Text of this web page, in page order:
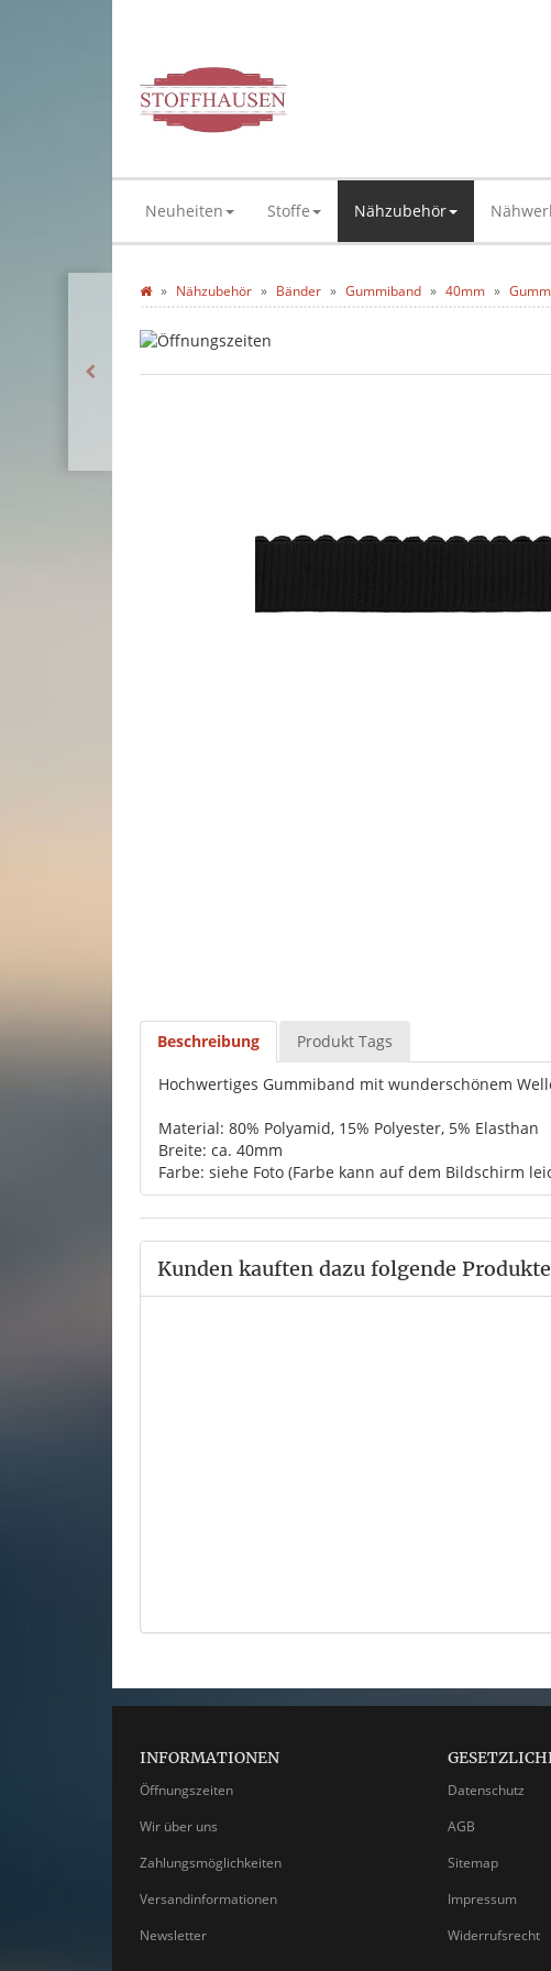
Neuheiten Stoffe Nähzubehör
Nähzubehör Bänder Gummiband 40mm
Beschreibung Produkt Tags
Hochwertiges Gummiband mit wunderschönem
Material: 80% Polyamid, 15% Polyester, 5% Elasthan
Breite: ca. 40mm
Farbe: siehe Foto (Farbe kann auf dem Bildschirm
Kunden kauften dazu folgende Produkte
INFORMATIONEN
Öffnungszeiten
Wir über uns
Zahlungsmöglichkeiten
Versandinformationen
Newsletter
Datenschutz
AGB
Sitemap
Impressum
Widerrufsrecht